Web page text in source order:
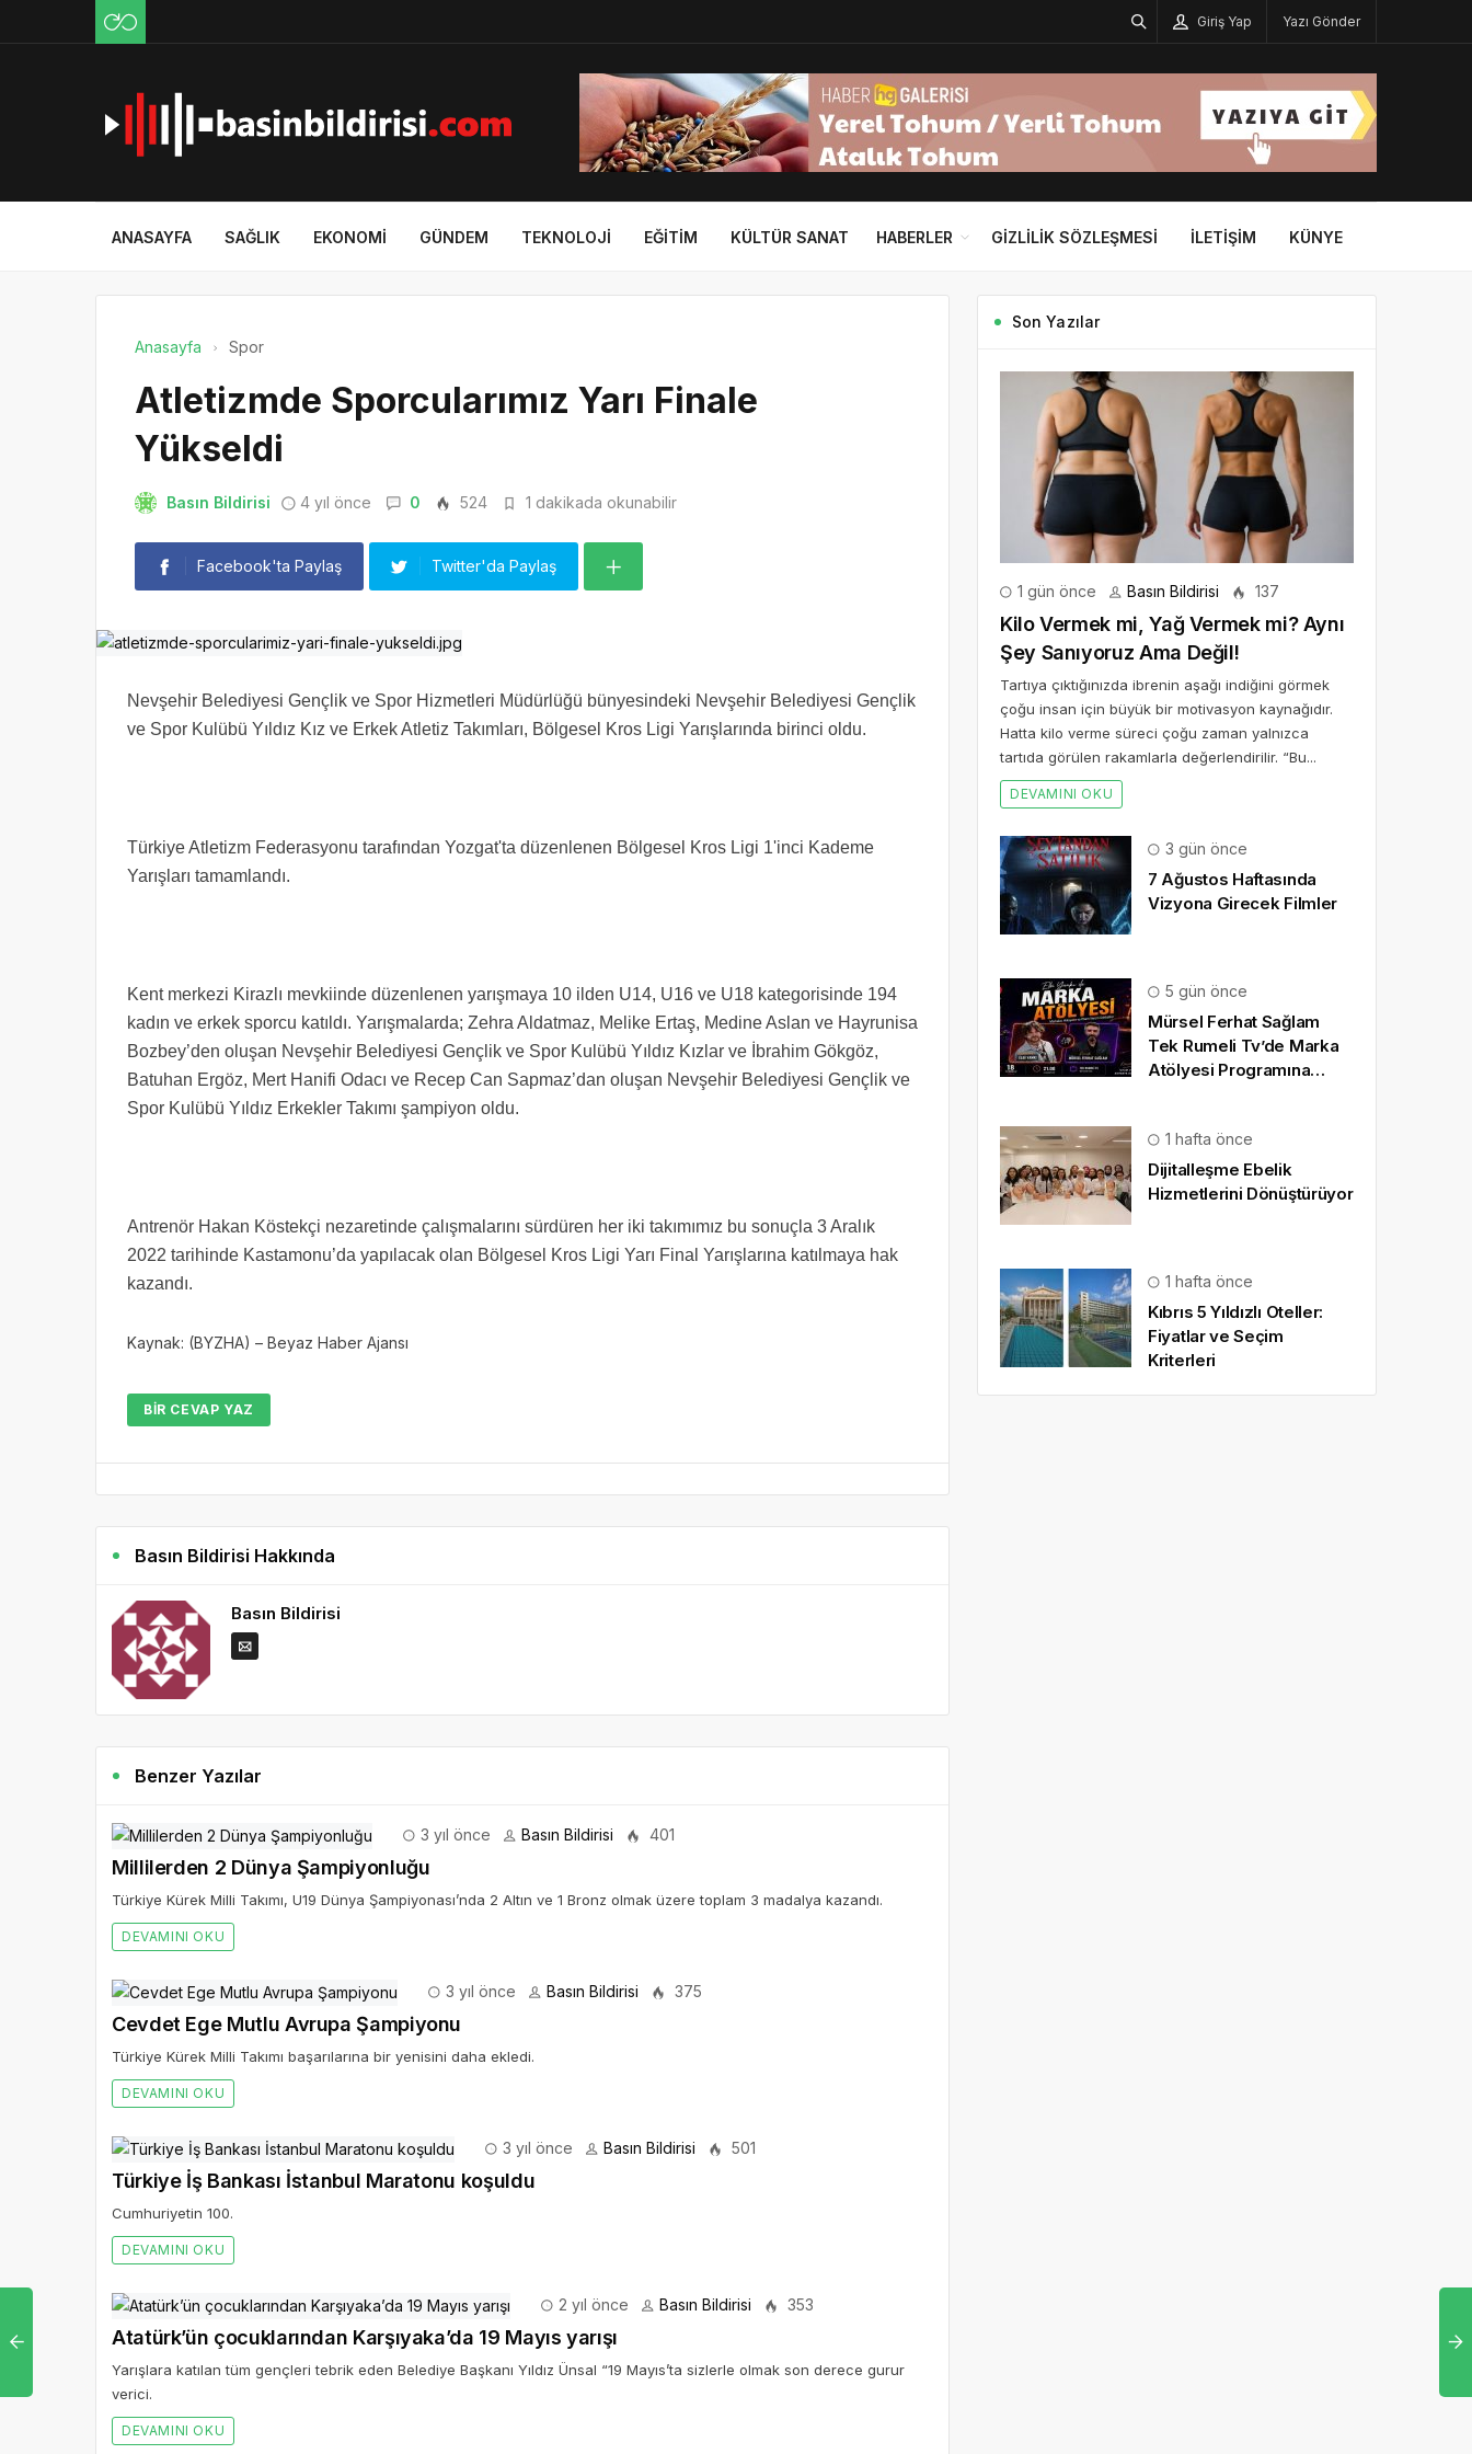
Giriş Yap Yazı Gönder
ANASAYFA SAĞLIK EKONOMI GÜNDEM TEKNOLOJI EĞITIM KÜLTÜR SANAT HABERLER GIZLILIK SÖZLEŞMESI İLETIŞIM KÜNYE
Anasayfa Spor
Atletizmde Sporcularımız Yarı Finale
Yükseldi
Basın Bildirisi 4 yıl önce 0 524 1 dakikada okunabilir
Facebook'ta Paylaş Twitter'da Paylaş
Nevşehir Belediyesi Gençlik ve Spor Hizmetleri Müdürlüğü bünyesindeki Nevşehir Belediyesi Gençlik
ve Spor Kulübü Yıldız Kız ve Erkek Atletiz Takımları, Bölgesel Kros Ligi Yarışlarında birinci oldu.
Türkiye Atletizm Federasyonu tarafından Yozgat'ta düzenlenen Bölgesel Kros Ligi 1'inci Kademe
Yarışları tamamlandı.
Kent merkezi Kirazlı mevkiinde düzenlenen yarışmaya 10 ilden U14, U16 ve U18 kategorisinde 194
kadın ve erkek sporcu katıldı. Yarışmalarda; Zehra Aldatmaz, Melike Ertaş, Medine Aslan ve Hayrunisa
Bozbey’den oluşan Nevşehir Belediyesi Gençlik ve Spor Kulübü Yıldız Kızlar ve İbrahim Gökgöz,
Batuhan Ergöz, Mert Hanifi Odacı ve Recep Can Sapmaz’dan oluşan Nevşehir Belediyesi Gençlik ve
Spor Kulübü Yıldız Erkekler Takımı şampiyon oldu.
Antrenör Hakan Köstekçi nezaretinde çalışmalarını sürdüren her iki takımımız bu sonuçla 3 Aralık
2022 tarihinde Kastamonu’da yapılacak olan Bölgesel Kros Ligi Yarı Final Yarışlarına katılmaya hak
kazandı.
Kaynak: (BYZHA) – Beyaz Haber Ajansı
BIR CEVAP YAZ
Basın Bildirisi Hakkında
Basın Bildirisi
Benzer Yazılar
3 yıl önce Basın Bildirisi 401
Millilerden 2 Dünya Şampiyonluğu
Türkiye Kürek Milli Takımı, U19 Dünya Şampiyonası’nda 2 Altın ve 1 Bronz olmak üzere toplam 3 madalya kazandı.
DEVAMINI OKU
3 yıl önce Basın Bildirisi 375
Cevdet Ege Mutlu Avrupa Şampiyonu
Türkiye Kürek Milli Takımı başarılarına bir yenisini daha ekledi.
DEVAMINI OKU
3 yıl önce Basın Bildirisi 501
Türkiye İş Bankası İstanbul Maratonu koşuldu
Cumhuriyetin 100.
DEVAMINI OKU
2 yıl önce Basın Bildirisi 353
Atatürk’ün çocuklarından Karşıyaka’da 19 Mayıs yarışı
Yarışlara katılan tüm gençleri tebrik eden Belediye Başkanı Yıldız Ünsal “19 Mayıs’ta sizlerle olmak son derece gurur
verici.
DEVAMINI OKU
Son Yazılar
1 gün önce Basın Bildirisi 137
Kilo Vermek mi, Yağ Vermek mi? Aynı
Şey Sanıyoruz Ama Değil!
Tartıya çıktığınızda ibrenin aşağı indiğini görmek
çoğu insan için büyük bir motivasyon kaynağıdır.
Hatta kilo verme süreci çoğu zaman yalnızca
tartıda görülen rakamlarla değerlendirilir. “Bu...
DEVAMINI OKU
3 gün önce
7 Ağustos Haftasında
Vizyona Girecek Filmler
5 gün önce
Mürsel Ferhat Sağlam
Tek Rumeli Tv’de Marka
Atölyesi Programına
1 hafta önce
Dijitalleşme Ebelik
Hizmetlerini Dönüştürüyor
1 hafta önce
Kıbrıs 5 Yıldızlı Oteller:
Fiyatlar ve Seçim
Kriterleri